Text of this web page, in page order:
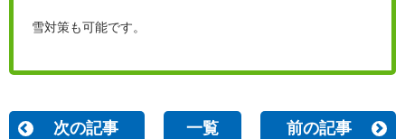
雪対策も可能です。
次の記事 一覧 前の記事